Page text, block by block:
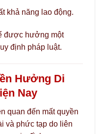
khả năng lao động.
được hưởng một
định pháp luật.
Hưởng Di
Nay
quan đến mất quyền
và phức tạp do liên